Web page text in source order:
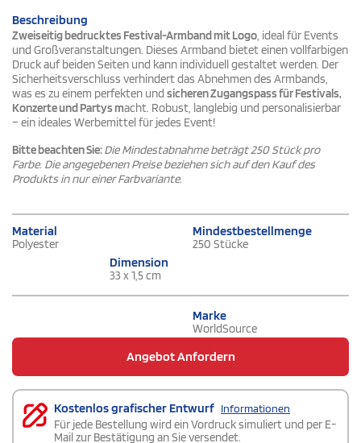
Beschreibung
Zweiseitig bedrucktes Festival-Armband mit Logo, ideal für Events
und Großveranstaltungen. Dieses Armband bietet einen vollfarbigen
Druck auf beiden Seiten und kann individuell gestaltet werden. Der
Sicherheitsverschluss verhindert das Abnehmen des Armbands,
was es zu einem perfekten und sicheren Zugangspass für Festivals,
Konzerte und Partys macht. Robust, langlebig und personalisierbar
– ein ideales Werbemittel für jedes Event!
Bitte beachten Sie:Die Mindestabnahme beträgt 250 Stück pro
Farbe. Die angegebenen Preise beziehen sich auf den Kauf des
Produkts in nur einer Farbvariante.
Material
Polyester
Mindestbestellmenge
250 Stücke
Dimension
33 x 1,5 cm
Marke
WorldSource
Angebot Anfordern
Kostenlos grafischer Entwurf Informationen
Für jede Bestellung wird ein Vordruck simuliert und per E-
Mail zur Bestätigung an Sie versendet.